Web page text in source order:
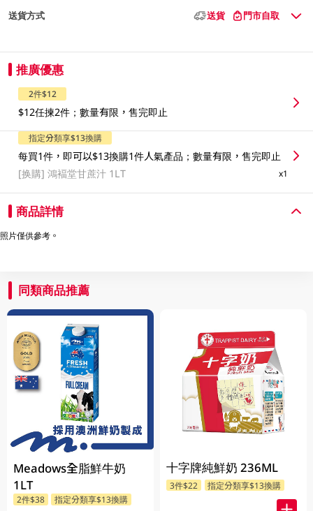
送貨方式 送貨 門市自取
推廣優惠
2件$12
$12任揀2件；數量有限，售完即止
指定分類享$13換購
每買1件，即可以$13換購1件人氣產品；數量有限，售完即止
[换購]鴻褔堂甘蔗汁 1LT x1
商品詳情
照片僅供參考。
同類商品推薦
Meadows全脂鮮牛奶
1LT
2件$38 指定分類享$13換購
十字牌純鮮奶 236ML
3件$22 指定分類享$13換購